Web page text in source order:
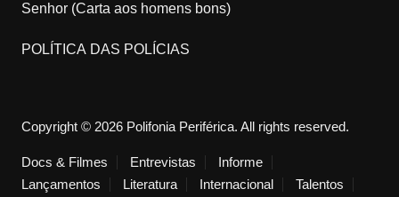
Senhor (Carta aos homens bons)
POLÍTICA DAS POLÍCIAS
Copyright © 2026 Polifonia Periférica. All rights reserved.
Docs & Filmes Entrevistas
Informe
Lançamentos
Literatura Internacional
Talentos